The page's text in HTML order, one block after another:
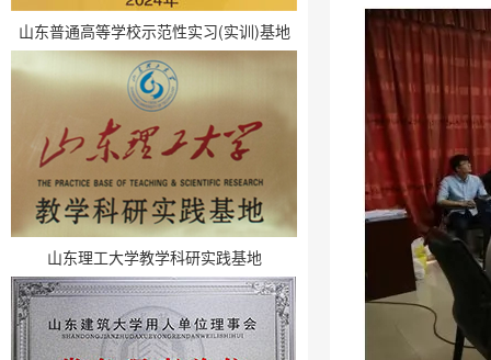
山东普通高等学校示范性实习(实训)基地
山东理工大学教学科研实践基地